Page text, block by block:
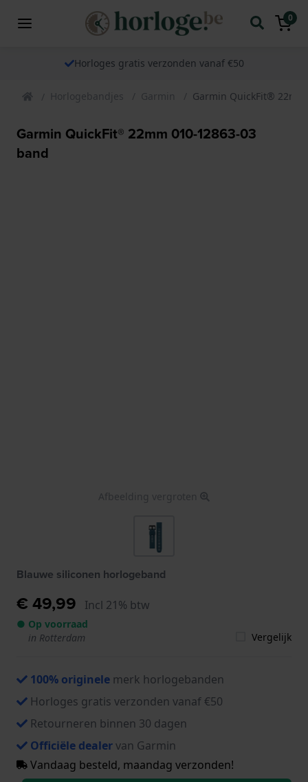
0
Horloges gratis verzonden vanaf €50
Horlogebandjes Garmin Garmin QuickFit®
Garmin QuickFit® 22mm 010-12863-03
band
Afbeelding vergroten
Blauwe siliconen horlogeband
€ 49,99 Incl 21% btw
● Op voorraad
in Rotterdam
Vergelijk
100% originele merk horlogebanden
Horloges gratis verzonden vanaf €50
Retourneren binnen 30 dagen
Officiële dealervan Garmin
Vandaag besteld, maandag verzonden!